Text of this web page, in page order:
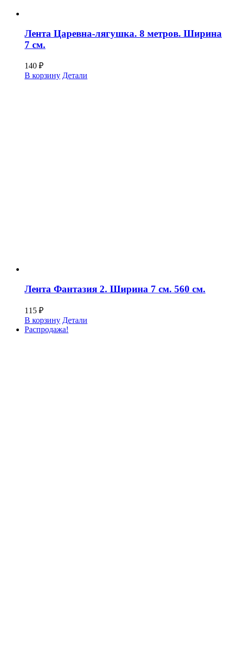
Лента Царевна-лягушка. 8 метров. Ширина
7 см.
140 ₽
В корзину Детали
Лента Фантазия 2. Ширина 7 см. 560 см.
115 ₽
В корзину Детали
Распродажа!